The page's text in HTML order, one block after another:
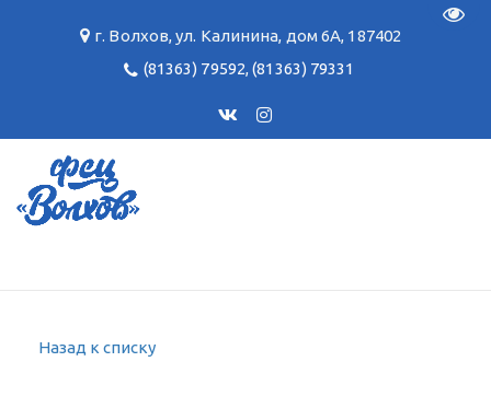
г. Волхов,ул. Калинина, дом 6А, 187402
(81363) 79592,(81363) 79331
Назад к списку